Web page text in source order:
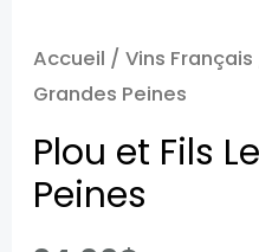
Accueil / Vins Français
Grandes Peines
Plou et Fils
Peines